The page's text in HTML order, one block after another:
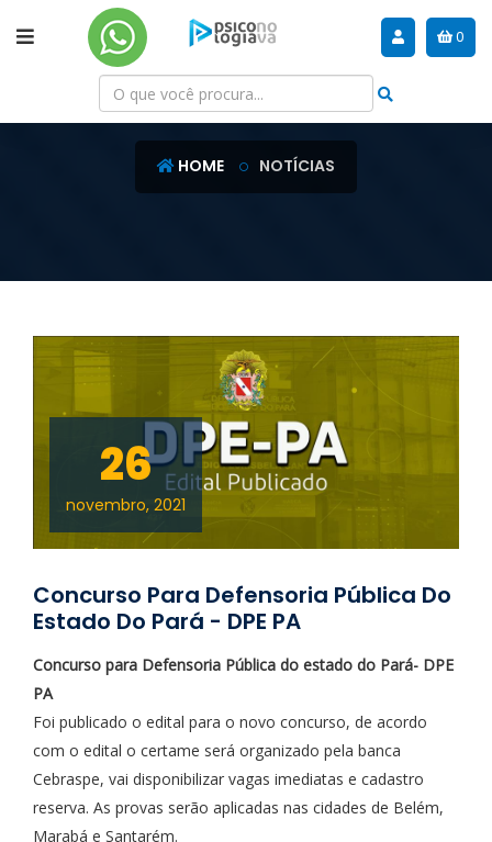
0
NOTÍCIAS
HOME NOTÍCIAS
26
novembro, 2021
Concurso Para Defensoria Pública Do
Estado Do Pará - DPE PA
Concurso para Defensoria Pública do estado do Pará- DPE
PA
Foi publicado o edital para o novo concurso, de acordo
com o edital o certame será organizado pela banca
Cebraspe, vai disponibilizar vagas imediatas e cadastro
reserva. As provas serão aplicadas nas cidades de Belém,
Marabá e Santarém.